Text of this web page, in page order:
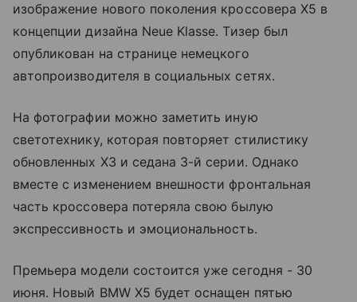
изображение нового поколения кроссовера X5 в
концепции дизайна Neue Klasse. Тизер был
опубликован на странице немецкого
автопроизводителя в социальных сетях.
На фотографии можно заметить иную
светотехнику, которая повторяет стилистику
обновленных X3 и седана 3-й серии. Однако
вместе с изменением внешности фронтальная
часть кроссовера потеряла свою былую
экспрессивность и эмоциональность.
Премьера модели состоится уже сегодня - 30
июня. Новый BMW X5 будет оснащен пятью